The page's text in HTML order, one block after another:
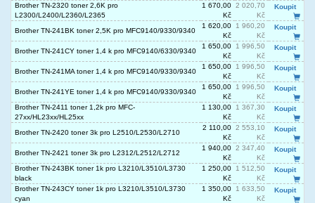
Brother TN-2320 toner 2,6K pro
L2300/L2400/L2360/L2365
1 670,00
Kč
2 020,70
Kč
Koupit
Brother TN-241BK toner 2,5K pro MFC9140/9330/9340
1 620,00
Kč
1 960,20
Kč
Koupit
Brother TN-241CY toner 1,4 k pro MFC9140/6330/9340
1 650,00
Kč
1 996,50
Kč
Koupit
Brother TN-241MA toner 1,4 k pro MFC9140/9330/9340
1 650,00
Kč
1 996,50
Kč
Koupit
Brother TN-241YE toner 1,4 k pro MFC9140/9330/9340
1 650,00
Kč
1 996,50
Kč
Koupit
Brother TN-2411 toner 1,2k pro MFC-
27xx/HL23xx/HL25xx
1 130,00
Kč
1 367,30
Kč
Koupit
Brother TN-2420 toner 3k pro L2510/L2530/L2710
2 110,00
Kč
2 553,10
Kč
Koupit
Brother TN-2421 toner 3k pro L2312/L2512/L2712
1 940,00
Kč
2 347,40
Kč
Koupit
Brother TN-243BK toner 1k pro L3210/L3510/L3730
black
1 250,00
Kč
1 512,50
Kč
Koupit
Brother TN-243CY toner 1k pro L3210/L3510/L3730
cyan
1 350,00
Kč
1 633,50
Kč
Koupit